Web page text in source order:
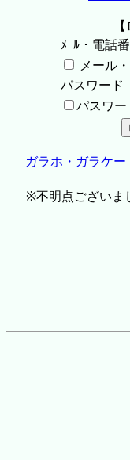
ﾒｰﾙ・電話
メール
パスワード
パスワ
ガラホ・ガラケ
※不明点ございま